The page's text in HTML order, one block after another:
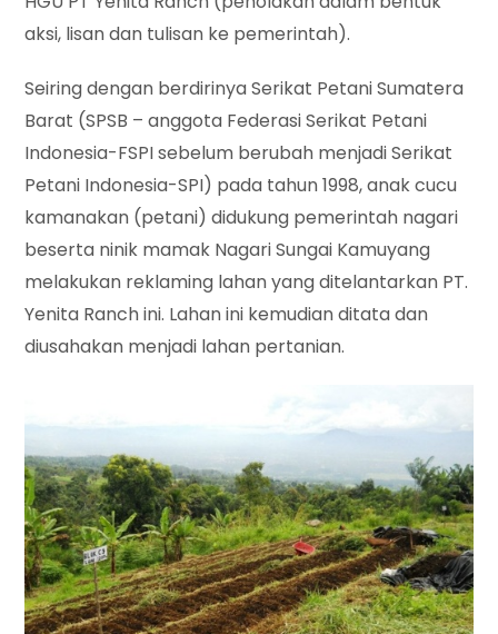
aksi, lisan dan tulisan ke pemerintah).
Seiring dengan berdirinya Serikat Petani Sumatera
Barat (SPSB – anggota Federasi Serikat Petani
Indonesia-FSPI sebelum berubah menjadi Serikat
Petani Indonesia-SPI) pada tahun 1998, anak cucu
kamanakan (petani) didukung pemerintah nagari
beserta ninik mamak Nagari Sungai Kamuyang
melakukan reklaming lahan yang ditelantarkan PT.
Yenita Ranch ini. Lahan ini kemudian ditata dan
diusahakan menjadi lahan pertanian.